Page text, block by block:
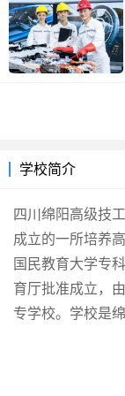
学校简介
四川绵阳高级技
成立的一所培养
国民教育大学专
育厅批准成立，
专学校。学校是